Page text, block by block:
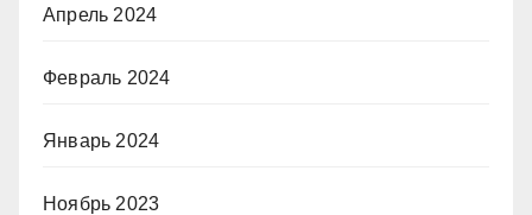
Апрель 2024
Февраль 2024
Январь 2024
Ноябрь 2023